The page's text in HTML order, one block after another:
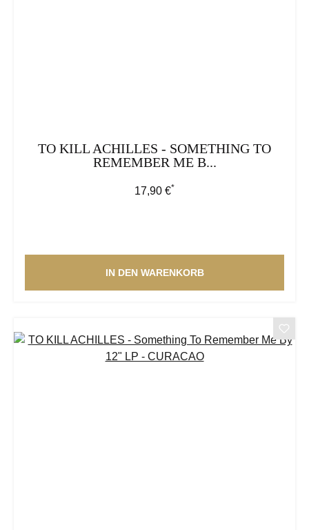
TO KILL ACHILLES - SOMETHING TO
REMEMBER ME B...
Regulärer Preis:
17,90 €*
IN DEN WARENKORB